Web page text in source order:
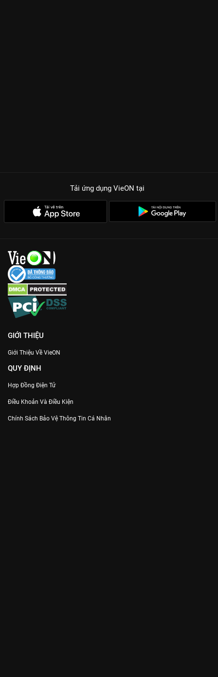
Tải ứng dụng VieON tại
GIỚI THIỆU
Giới Thiệu Về VieON
QUY ĐỊNH
Hợp Đồng Điện Tử
Điều Khoản Và Điều Kiện
Chính Sách Bảo Vệ Thông Tin Cá Nhân